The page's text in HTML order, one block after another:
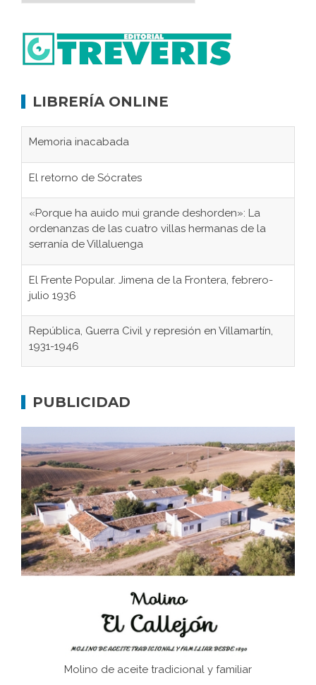
LIBRERÍA ONLINE
Memoria inacabada
El retorno de Sócrates
«Porque ha auido mui grande deshorden»: La
ordenanzas de las cuatro villas hermanas de la
serranía de Villaluenga
El Frente Popular. Jimena de la Frontera, febrero-
julio 1936
República, Guerra Civil y represión en Villamartín,
1931-1946
concentración nazis
Bornos
El Frente Popular. Ubrique, febrero-julio 1936
Juntar las letras. La alfabetización en el campo: del
afán de saber a la autogestión
Historia y vivencias del poblado de Los Hurones
PUBLICIDAD
Molino de aceite tradicional y familiar